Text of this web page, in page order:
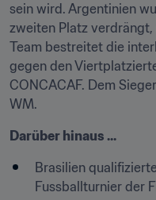
sein wird. Argentinien
zweiten Platz
Team bestreitet die
gegen den
CONCACAF. Dem
WM.
Darüber hinaus ...
Brasilien
Fussballturnier der